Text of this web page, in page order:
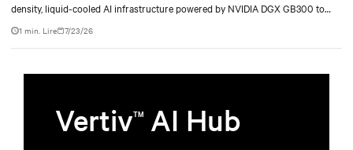
density, liquid-cooled AI infrastructure powered by NVIDIA DGX GB300 to
accelerate AI research, education, and mission-critical innovation.
1 min. Lire 7/23/26
VertivTM AI Hub